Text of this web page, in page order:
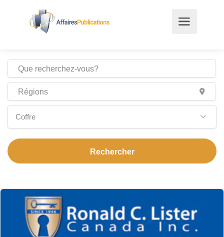
Coffre